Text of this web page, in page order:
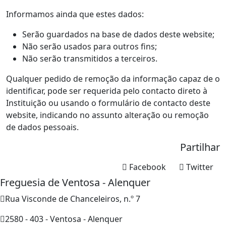
Informamos ainda que estes dados:
Serão guardados na base de dados deste website;
Não serão usados para outros fins;
Não serão transmitidos a terceiros.
Qualquer pedido de remoção da informação capaz de o
identificar, pode ser requerida pelo contacto direto à
Instituição ou usando o formulário de contacto deste
website, indicando no assunto alteração ou remoção
de dados pessoais.
Partilhar
Twitter
Facebook
Freguesia de Ventosa - Alenquer
Rua Visconde de Chanceleiros, n.º 7
2580 - 403 - Ventosa - Alenquer